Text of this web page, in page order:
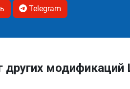
Telegram
других модификаций